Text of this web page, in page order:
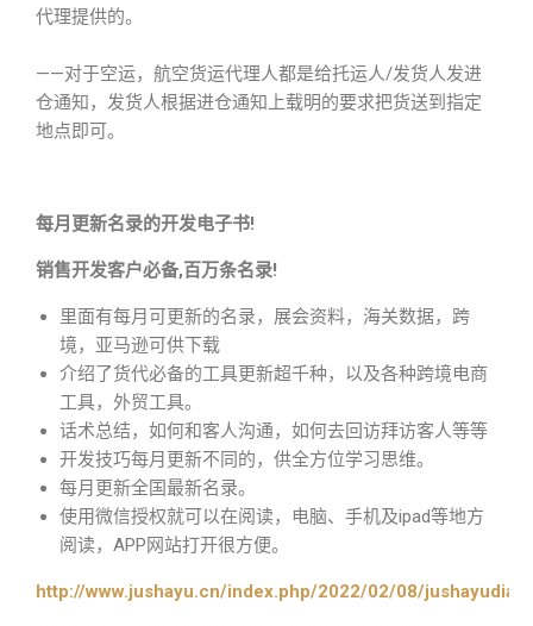
代理提供的。
——对于空运，航空货运代理人都是给托运人/发货人发进
仓通知，发货人根据进仓通知上载明的要求把货送到指定
地点即可。
每月更新名录的开发电子书!
销售开发客户必备,百万条名录!
里面有每月可更新的名录，展会资料，海关数据，跨
境，亚马逊可供下载
介绍了货代必备的工具更新超千种，以及各种跨境电商
工具，外贸工具。
话术总结，如何和客人沟通，如何去回访拜访客人等等
开发技巧每月更新不同的，供全方位学习思维。
每月更新全国最新名录。
使用微信授权就可以在阅读，电脑、手机及ipad等地方
阅读，APP网站打开很方便。
http://www.jushayu.cn/index.php/2022/02/08/